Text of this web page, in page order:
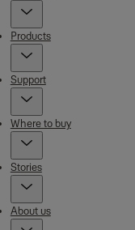
Products
Support
Where to buy
Stories
About us